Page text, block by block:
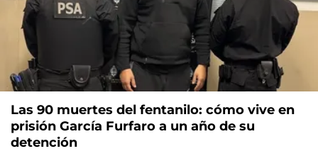
Las 90 muertes del fentanilo: cómo vive en
prisión García Furfaro a un año de su
detención